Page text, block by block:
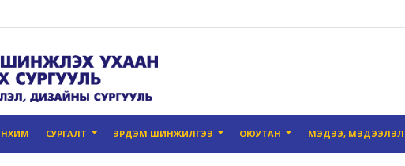
СУРГАЛТ ЭРДЭМ ШИНЖИЛГЭЭ ОЮУТАН МЭДЭЭ, МЭДЭЭЛЭЛ